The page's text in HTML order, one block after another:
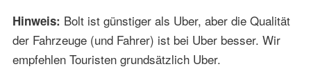
Hinweis: Bolt ist günstiger als Uber, aber die Qualität
der Fahrzeuge (und Fahrer) ist bei Uber besser. Wir
empfehlen Touristen grundsätzlich Uber.